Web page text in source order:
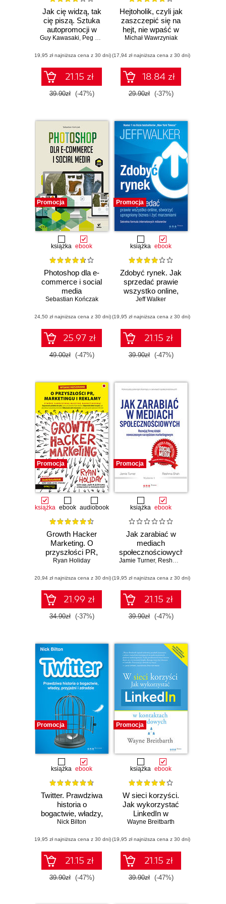
Jak cię widzą, tak
cię piszą. Sztuka
autopromocji w
mediach
Guy Kawasaki, Peg Fitzpatrick
(19,95 zł najniższa cena z 30 dni)
21.15 zł
39.90zł (-47%)
Hejtoholik, czyli jak
zaszczepić się na
hejt, nie wpaść w
pułapkę
nauczyć zarabiać
na tych, którzy Cię
oczerniają
Michał Wawrzyniak
(17,94 zł najniższa cena z 30 dni)
18.84 zł
29.90zł (-37%)
Promocja
książka ebook
Photoshop dla e-
commerce i social
media
Sebastian Kończak
(24,50 zł najniższa cena z 30 dni)
25.97 zł
49.00zł (-47%)
Promocja
książka ebook
Zdobyć rynek. Jak
sprzedać prawie
wszystko online,
stworzyć
żyć marzeniami
Jeff Walker
(19,95 zł najniższa cena z 30 dni)
21.15 zł
39.90zł (-47%)
Promocja
książka ebook audiobook
Growth Hacker
Marketing. O
przyszłości PR,
marketingu i
rozszerzone
Ryan Holiday
(20,94 zł najniższa cena z 30 dni)
21.99 zł
34.90zł (-37%)
Promocja
książka ebook
Jak zarabiać w
mediach
społecznościowych.
Rozwijaj firmę
nowoczesnym
narzędziom
marketingowym.
Wydanie II
Jamie Turner, Reshma Shah
(19,95 zł najniższa cena z 30 dni)
21.15 zł
39.90zł (-47%)
Promocja
książka ebook
Twitter. Prawdziwa
historia o
bogactwie, władzy,
przyjaźni i zdradzie
Nick Bilton
(19,95 zł najniższa cena z 30 dni)
21.15 zł
39.90zł (-47%)
Promocja
książka ebook
W sieci korzyści.
Jak wykorzystać
LinkedIn w
kontaktach
Wayne Breitbarth
(19,95 zł najniższa cena z 30 dni)
21.15 zł
39.90zł (-47%)